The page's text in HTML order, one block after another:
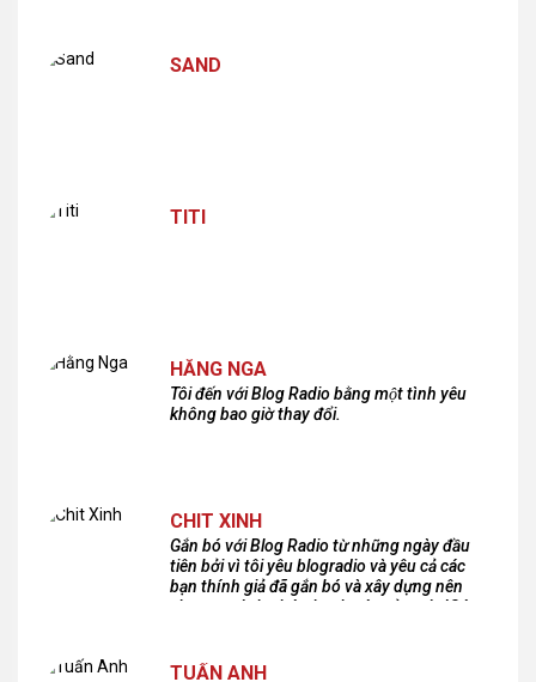
SAND
TITI
HẰNG NGA
Tôi đến với Blog Radio bằng một tình yêu
không bao giờ thay đổi.
CHIT XINH
Gắn bó với Blog Radio từ những ngày đầu
tiên bởi vì tôi yêu blogradio và yêu cả các
bạn thính giả đã gắn bó và xây dựng nên
chương trình phát thanh xúc cảm này!Cám
TUẤN ANH